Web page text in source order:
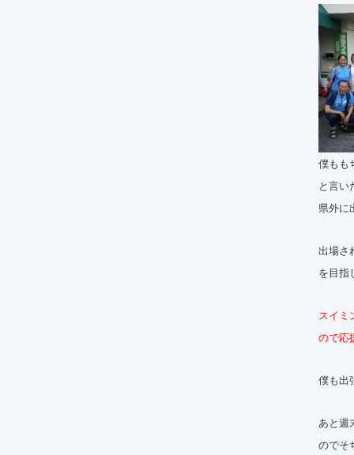
僕もも
と言い
県外に
出場さ
を目指
スイミ
ので応
僕も出
あと週
のでそ